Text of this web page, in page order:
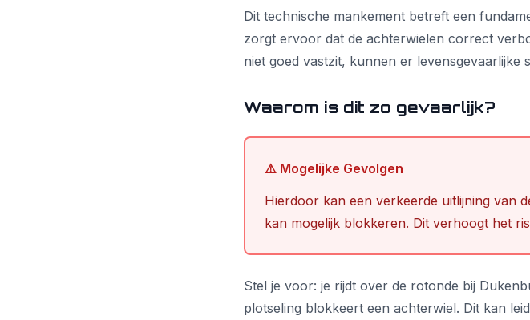
Dit technische mankement betreft een
zorgt ervoor dat de achterwielen correct
niet goed vastzit, kunnen er levensgevaarlijke
Waarom is dit zo gevaarlijk?
⚠️ Mogelijke Gevolgen
Hierdoor kan een verkeerde uitlijning van
kan mogelijk blokkeren. Dit verhoogt het
Stel je voor: je rijdt over de rotonde bij
plotseling blokkeert een achterwiel. Dit kan